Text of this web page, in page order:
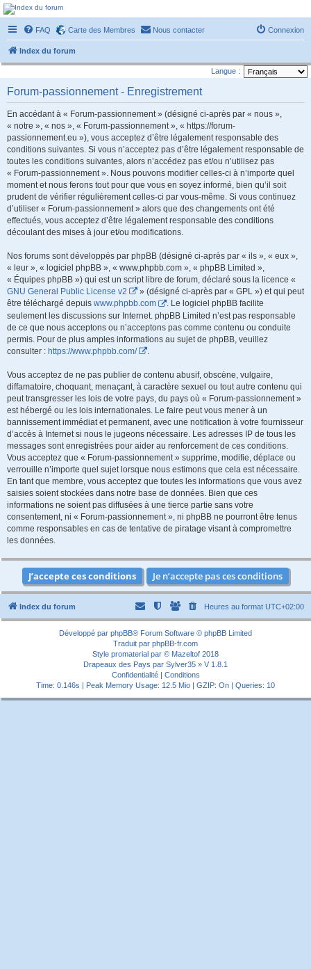
Forum-passionnement
Le forum des passionnés de trains miniature, de petites autos etc etc
FAQ Carte des Membres Nous contacter Connexion
Index du forum
Langue :
Forum-passionnement - Enregistrement
En accédant à « Forum-passionnement » (désigné ci-après par « nous »,
« notre », « nos », « Forum-passionnement », « https://forum-
passionnement.eu »), vous acceptez d’être légalement responsable des
conditions suivantes. Si vous n’acceptez pas d’être légalement responsable de
toutes les conditions suivantes, alors n’accédez pas et/ou n’utilisez pas
« Forum-passionnement ». Nous pouvons modifier celles-ci à n’importe quel
moment et nous ferons tout pour que vous en soyez informé, bien qu’il soit
prudent de vérifier régulièrement celles-ci par vous-même. Si vous continuez
d’utiliser « Forum-passionnement » alors que des changements ont été
effectués, vous acceptez d’être légalement responsable des conditions
découlant des mises à jour et/ou modifications.
Nos forums sont développés par phpBB (désigné ci-après par « ils », « eux »,
« leur », « logiciel phpBB », « www.phpbb.com », « phpBB Limited »,
« Équipes phpBB ») qui est un script libre de forum, déclaré sous la licence «
GNU General Public License v2
» (désigné ci-après par « GPL ») et qui peut
être téléchargé depuis www.phpbb.com
. Le logiciel phpBB facilite
seulement les discussions sur Internet. phpBB Limited n’est pas responsable
de ce que nous acceptons ou n’acceptons pas comme contenu ou conduite
permis. Pour de plus amples informations au sujet de phpBB, veuillez
consulter : https://www.phpbb.com/
Vous acceptez de ne pas publier de contenu abusif, obscène, vulgaire,
diffamatoire, choquant, menaçant, à caractère sexuel ou tout autre contenu qui
peut transgresser les lois de votre pays, du pays où « Forum-passionnement »
est hébergé ou les lois internationales. Le faire peut vous mener à un
bannissement immédiat et permanent, avec une notification à votre fournisseur
d’accès à Internet si nous le jugeons nécessaire. Les adresses IP de tous les
messages sont enregistrées pour aider au renforcement de ces conditions.
Vous acceptez que « Forum-passionnement » supprime, modifie, déplace ou
verrouille n’importe quel sujet lorsque nous estimons que cela est nécessaire.
En tant que membre, vous acceptez que toutes les informations que vous avez
saisies soient stockées dans notre base de données. Bien que ces
informations ne soient pas diffusées à une tierce partie sans votre
consentement, ni « Forum-passionnement », ni phpBB ne pourront être tenus
comme responsables en cas de tentative de piratage visant à compromettre
les données.
Index du forum Heures au format UTC+02:00
Développé par phpBB® Forum Software © phpBB Limited
Traduit par phpBB-fr.com
Style promaterial par © Mazeltof 2018
Drapeaux des Pays par Sylver35 » V 1.8.1
Confidentialité| Conditions
Time: 0.146s | Peak Memory Usage: 12.5 Mio | GZIP: On | Queries: 10